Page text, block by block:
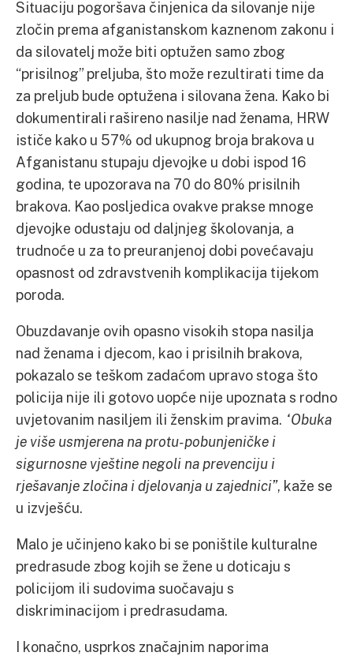
Situaciju pogoršava činjenica da silovanje nije
zločin prema afganistanskom kaznenom zakonu i
da silovatelj može biti optužen samo zbog
“prisilnog” preljuba, što može rezultirati time da
za preljub bude optužena i silovana žena. Kako bi
dokumentirali rašireno nasilje nad ženama, HRW
ističe kako u 57% od ukupnog broja brakova u
Afganistanu stupaju djevojke u dobi ispod 16
godina, te upozorava na 70 do 80% prisilnih
brakova. Kao posljedica ovakve prakse mnoge
djevojke odustaju od daljnjeg školovanja, a
trudnoće u za to preuranjenoj dobi povećavaju
opasnost od zdravstvenih komplikacija tijekom
poroda.
Obuzdavanje ovih opasno visokih stopa nasilja
nad ženama i djecom, kao i prisilnih brakova,
pokazalo se teškom zadaćom upravo stoga što
policija nije ili gotovo uopće nije upoznata s rodno
uvjetovanim nasiljem ili ženskim pravima. “Obuka
je više usmjerena na protu-pobunjeničke i
sigurnosne vještine negoli na prevenciju i
rješavanje zločina i djelovanja u zajednici”, kaže se
u izvješću.
Malo je učinjeno kako bi se poništile kulturalne
predrasude zbog kojih se žene u doticaju s
policijom ili sudovima suočavaju s
diskriminacijom i predrasudama.
I konačno, usprkos značajnim naporima